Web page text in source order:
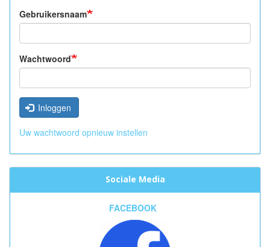
Gebruikersnaam
Wachtwoord
Inloggen
Uw wachtwoord opnieuw instellen
Sociale Media
FACEBOOK